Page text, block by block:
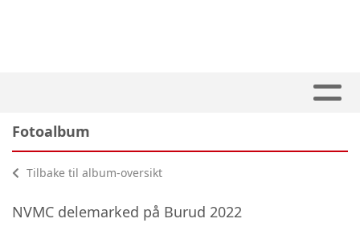
Fotoalbum
Tilbake til album-oversikt
NVMC delemarked på Burud 2022